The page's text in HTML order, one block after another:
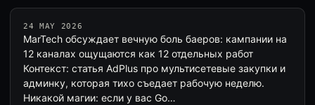
24 MAY 2026
MarTech обсуждает вечную боль баеров: кампании на
12 каналах ощущаются как 12 отдельных работ
Контекст: статья AdPlus про мультисетевые закупки и
админку, которая тихо съедает рабочую неделю.
Никакой магии: если у вас Go…